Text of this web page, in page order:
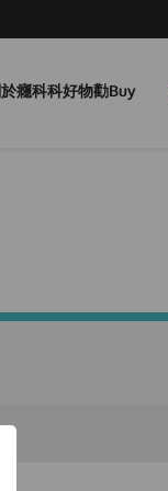
癮科科好物勸Buy